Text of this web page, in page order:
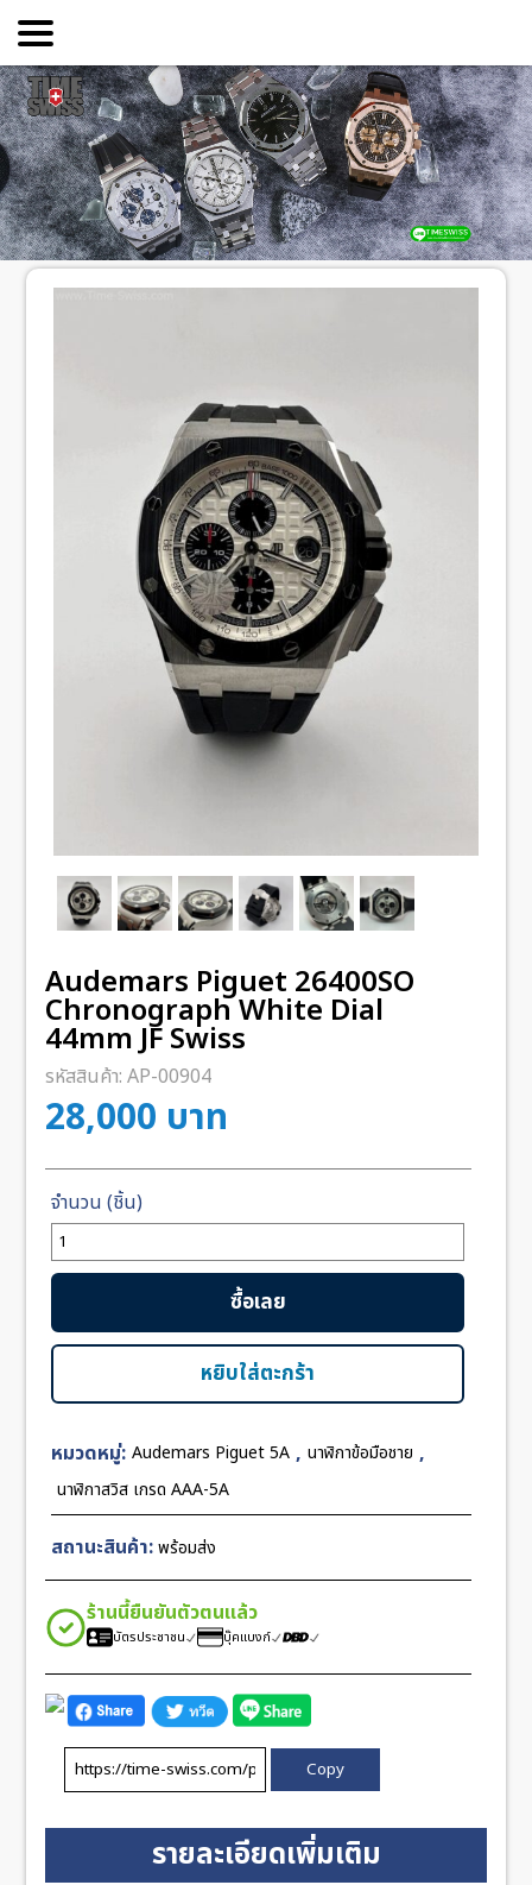
Audemars Piguet 26400SO
Chronograph White Dial
44mm JF Swiss
รหัสสินค้า:AP-00904
28,000 บาท
จำนวน
Audemars
Piguet
Chronograph
Dial
JF
Swiss
ชิ้น
หยิบใส่ตะกร้า
ซื้อเลย
หมวดหมู่: Audemars Piguet 5A , นาฬิกาข้อมือชาย ,
นาฬิกาสวิส เกรด AAA-5A
สถานะสินค้า:พร้อมส่ง
ร้านนี้ยืนยันตัวตนแล้ว
บัตรประชาชน บุ๊คแบงก์
Copy
รายละเอียดเพิ่มเติม